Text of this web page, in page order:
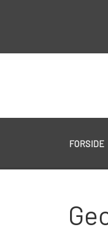
FORSIDE
60